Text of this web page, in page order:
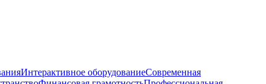
Интерактивное оборудованиеСовременная